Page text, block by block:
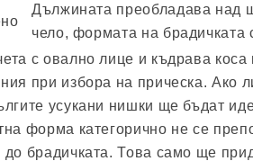
Дължината преобладава над
чело, формата на брадичката
с овално лице и къдрава коса
при избора на прическа. Ако
усукани нишки ще бъдат
форма категорично не се
до брадичката. Това само ще